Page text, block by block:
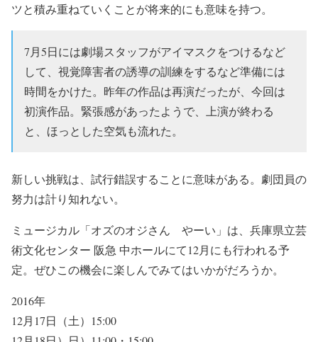
ツと積み重ねていくことが将来的にも意味を持つ。
7月5日には劇場スタッフがアイマスクをつけるなど
して、視覚障害者の誘導の訓練をするなど準備には
時間をかけた。昨年の作品は再演だったが、今回は
初演作品。緊張感があったようで、上演が終わる
と、ほっとした空気も流れた。
新しい挑戦は、試行錯誤することに意味がある。劇団員の
努力は計り知れない。
ミュージカル「オズのオジさん やーい」は、兵庫県立芸
術文化センター 阪急 中ホールにて12月にも行われる予
定。ぜひこの機会に楽しんでみてはいかがだろうか。
2016年
12月17日（土）15:00